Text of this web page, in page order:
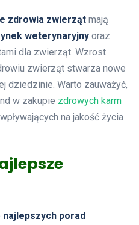
zdrowia zwierząt mają
weterynaryjny oraz
dla zwierząt. Wzrost
zwierząt stwarza nowe
dziedzinie. Warto zauważyć,
w zakupie zdrowych karm
na jakość życia
najlepszych porad